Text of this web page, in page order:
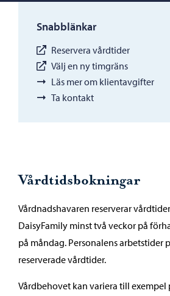
Snabblänkar
Reservera vårdtider
Välj en ny timgräns
Läs mer om klientavgifter
Ta kontakt
Vårdtidsbokningar
Vårdnadshavaren reserverar
DaisyFamily minst två veckor på
på måndag. Personalens arbetstider
reserverade vårdtider.
Vårdbehovet kan variera till exempel